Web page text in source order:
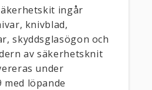
ingår
knivblad,
skyddsglasögon och
av säkerhetsknit
under
med löpande